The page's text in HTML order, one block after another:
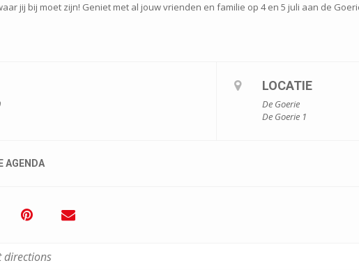
jij bij moet zijn! Geniet met al jouw vrienden en familie op 4 en 5 juli aan de
LOCATIE
De Goerie
De Goerie 1
AGENDA